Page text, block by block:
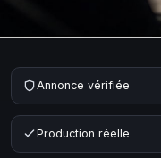
Annonce vérifiée
Production réelle